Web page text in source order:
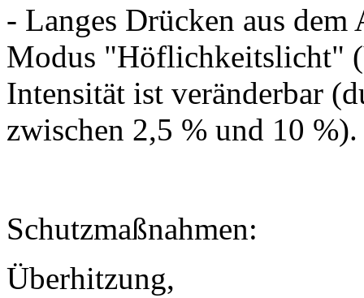
- Langes Drücken aus dem
Modus "Höflichkeitslicht"
Intensität ist veränderbar
zwischen 2,5 % und 10 %).
Schutzmaßnahmen:
Überhitzung,